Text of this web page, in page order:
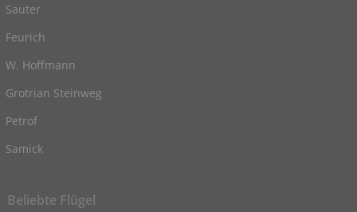
Sauter
Feurich
W. Hoffmann
Grotrian Steinweg
Petrof
Samick
Beliebte Flügel